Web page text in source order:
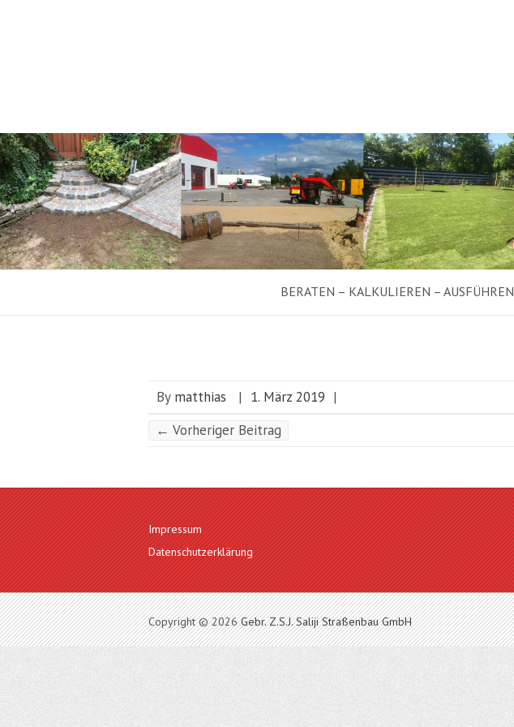
BERATEN – KALKULIEREN – AUSFÜHREN
By matthias | 1. März 2019 |
← Vorheriger Beitrag
Impressum
Datenschutzerklärung
Copyright © 2026Gebr. Z.S.J. Saliji Straßenbau GmbH